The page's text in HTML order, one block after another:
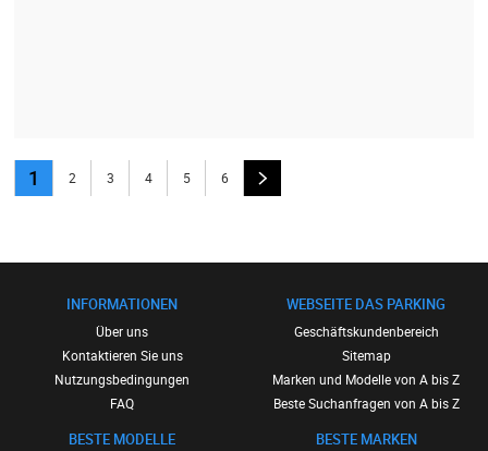
1 2 3 4 5 6
INFORMATIONEN
Über uns
Kontaktieren Sie uns
Nutzungsbedingungen
FAQ
BESTE MODELLE
WEBSEITE DAS PARKING
Geschäftskundenbereich
Sitemap
Marken und Modelle von A bis Z
Beste Suchanfragen von A bis Z
BESTE MARKEN